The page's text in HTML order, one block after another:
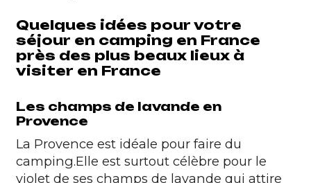
Quelques idées pour votre
séjour en camping en France
près des plus beaux lieux à
visiter en France
Les champs de lavande en
Provence
La Provence est idéale pour faire du
camping.Elle est surtout célèbre pour le
violet de ses champs de lavande qui attire